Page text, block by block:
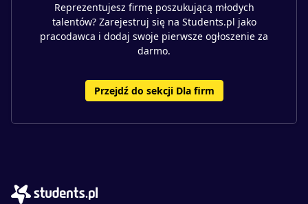
Reprezentujesz firmę poszukującą młodych
talentów? Zarejestruj się na Students.pl jako
pracodawca i dodaj swoje pierwsze ogłoszenie za
darmo.
Przejdź do sekcji Dla firm